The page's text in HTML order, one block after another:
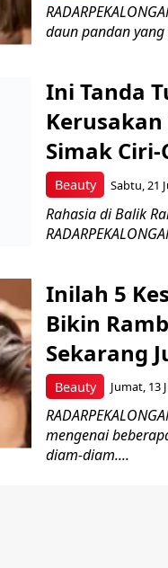
daun pandan
Beauty
Ini Tanda
Simak
Sabtu, 21
Rahasia di Balik
Beauty
Inilah 5
Bikin
Sekarang
Jumat, 13
mengenai
diam-diam....